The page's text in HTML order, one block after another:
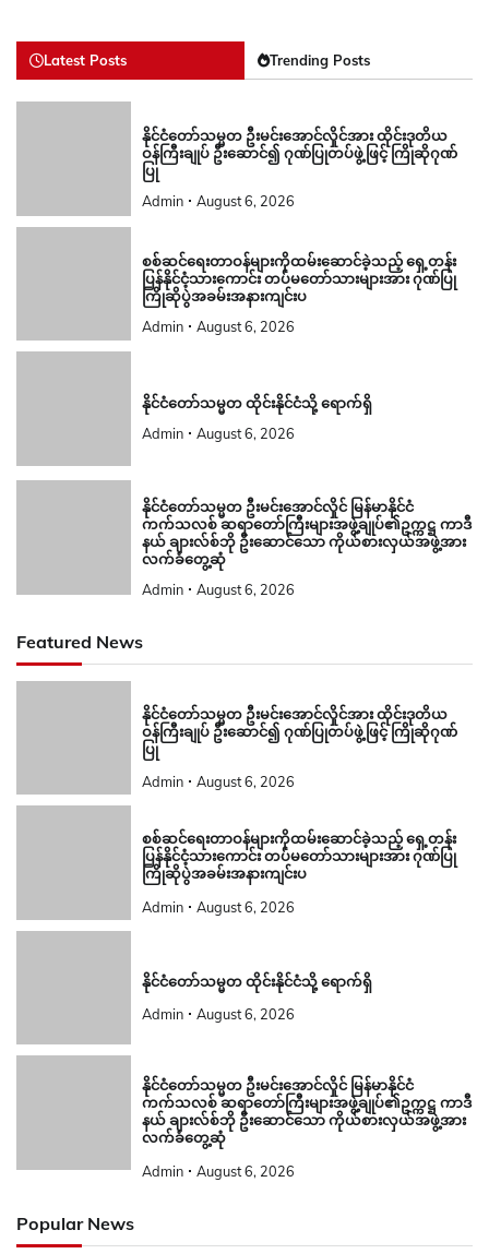
Latest Posts Trending Posts
နိုင်ငံတော်သမ္မတ ဦးမင်းအောင်လှိုင်အား ထိုင်းဒုတိယ
ဝန်ကြီးချုပ် ဦးဆောင်၍ ဂုဏ်ပြုတပ်ဖွဲ့ဖြင့် ကြိုဆိုဂုဏ်
ပြု
Admin August 6, 2026
စစ်ဆင်ရေးတာဝန်များကိုထမ်းဆောင်ခဲ့သည့် ရှေ့တန်း
ပြန်နိုင်ငံ့သားကောင်း တပ်မတော်သားများအား ဂုဏ်ပြု
ကြိုဆိုပွဲအခမ်းအနားကျင်းပ
Admin August 6, 2026
နိုင်ငံတော်သမ္မတ ထိုင်းနိုင်ငံသို့ ရောက်ရှိ
Admin August 6, 2026
နိုင်ငံတော်သမ္မတ ဦးမင်းအောင်လှိုင် မြန်မာနိုင်ငံ
ကက်သလစ် ဆရာတော်ကြီးများအဖွဲ့ချုပ်၏ဥက္ကဋ္ဌ ကာဒီ
နယ် ချားလ်စ်ဘို ဦးဆောင်သော ကိုယ်စားလှယ်အဖွဲ့အား
လက်ခံတွေ့ဆုံ
Admin August 6, 2026
Featured News
နိုင်ငံတော်သမ္မတ ဦးမင်းအောင်လှိုင်အား ထိုင်းဒုတိယ
ဝန်ကြီးချုပ် ဦးဆောင်၍ ဂုဏ်ပြုတပ်ဖွဲ့ဖြင့် ကြိုဆိုဂုဏ်
ပြု
Admin August 6, 2026
စစ်ဆင်ရေးတာဝန်များကိုထမ်းဆောင်ခဲ့သည့် ရှေ့တန်း
ပြန်နိုင်ငံ့သားကောင်း တပ်မတော်သားများအား ဂုဏ်ပြု
ကြိုဆိုပွဲအခမ်းအနားကျင်းပ
Admin August 6, 2026
နိုင်ငံတော်သမ္မတ ထိုင်းနိုင်ငံသို့ ရောက်ရှိ
Admin August 6, 2026
နိုင်ငံတော်သမ္မတ ဦးမင်းအောင်လှိုင် မြန်မာနိုင်ငံ
ကက်သလစ် ဆရာတော်ကြီးများအဖွဲ့ချုပ်၏ဥက္ကဋ္ဌ ကာဒီ
နယ် ချားလ်စ်ဘို ဦးဆောင်သော ကိုယ်စားလှယ်အဖွဲ့အား
လက်ခံတွေ့ဆုံ
Admin August 6, 2026
Popular News